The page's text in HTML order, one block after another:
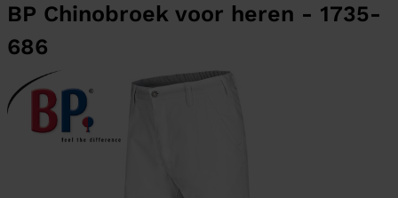
BP Chinobroek voor heren - 1735-
686